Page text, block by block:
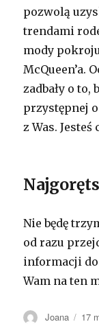
pozwolą
trendami
mody
McQueen’a.
zadbały o to,
przystępnej
z Was. Jesteś
Nie będę
od razu
informacji do
Wam na ten
Autor
Joana 17